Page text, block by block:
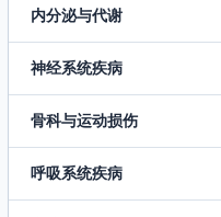
内分泌与代谢
神经系统疾病
骨科与运动损伤
呼吸系统疾病